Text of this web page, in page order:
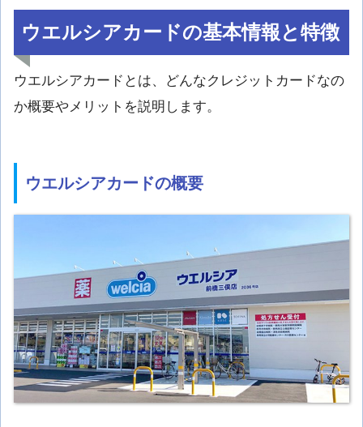
ウエルシアカードの基本情報と特徴
ウエルシアカードとは、どんなクレジットカードなの
か概要やメリットを説明します。
ウエルシアカードの概要